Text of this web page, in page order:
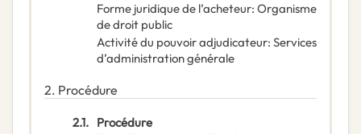
Forme juridique de l’acheteur: Organisme
de droit public
Activité du pouvoir adjudicateur: Services
d’administration générale
2. Procédure
2.1. Procédure